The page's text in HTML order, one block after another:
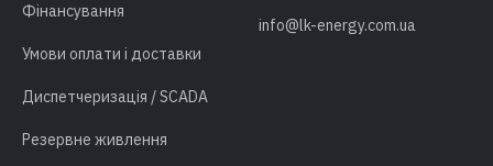
Фінансування
Умови оплати і доставки
Диспетчеризація / SCADA
Резервне живлення
info@lk-energy.com.ua